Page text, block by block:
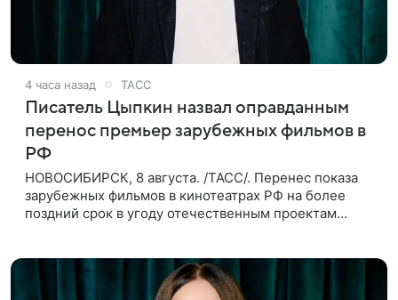
4 часа назад ТАСС
Писатель Цыпкин назвал оправданным
перенос премьер зарубежных фильмов в
РФ
НОВОСИБИРСК, 8 августа. /ТАСС/. Перенес показа
зарубежных фильмов в кинотеатрах РФ на более
поздний срок в угоду отечественным проектам